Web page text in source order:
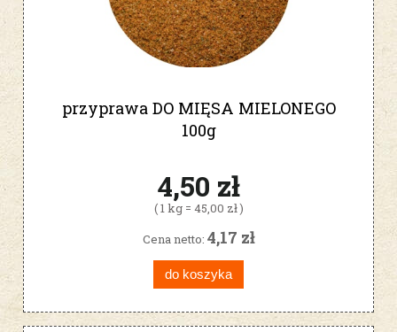
przyprawa DO MIĘSA MIELONEGO
100g
4,50 zł
( 1 kg = 45,00 zł )
Cena netto: 4,17 zł
do koszyka